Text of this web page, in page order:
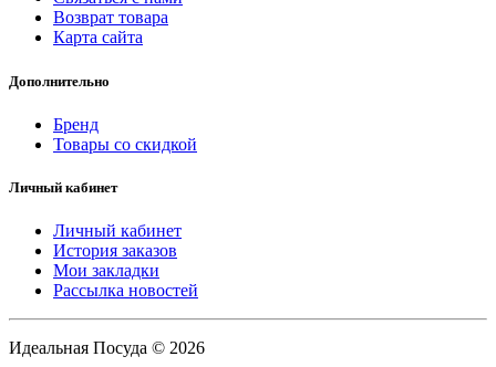
Возврат товара
Карта сайта
Дополнительно
Бренд
Товары со скидкой
Личный кабинет
Личный кабинет
История заказов
Мои закладки
Рассылка новостей
Идеальная Посуда © 2026